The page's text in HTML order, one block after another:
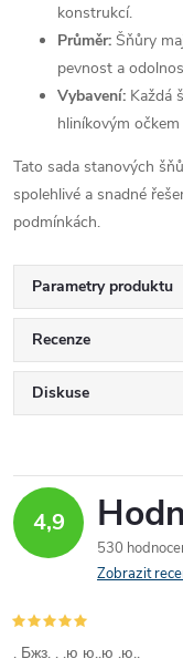
konstrukcí.
Průměr: Šňůry
pevnost a
Vybavení: Každá
hliníkovým
Tato sada stanových
spolehlivé a snadné
podmínkách.
Parametry produktu
Recenze
Diskuse
4,9
530
Zobrazit
. Бжз. . .ю ю..ю .ю..